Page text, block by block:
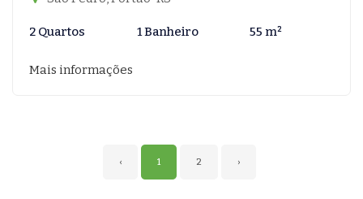
2 Quartos 1 Banheiro 55 m²
Mais informações
‹ 1 2 ›